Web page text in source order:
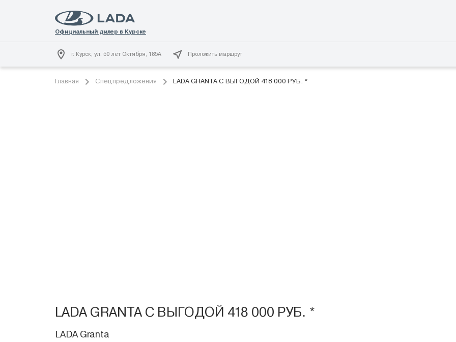
г. Курск, ул. 50 лет Октября, 185А Проложить маршрут
Главная Спецпредложения LADA GRANTA C ВЫГОДОЙ 418 000 РУБ. *
LADA GRANTA C ВЫГОДОЙ 418 000 РУБ. *
LADA Granta